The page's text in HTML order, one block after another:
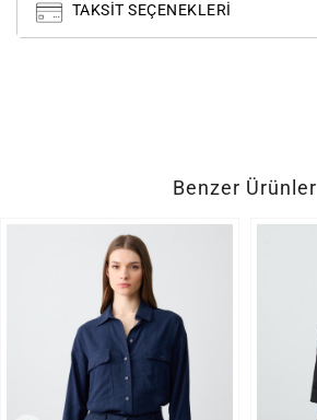
TAKSIT SEÇENEKLERI
Benzer Ürünler